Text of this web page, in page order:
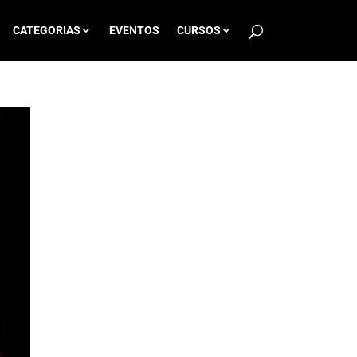
CATEGORIAS EVENTOS CURSOS